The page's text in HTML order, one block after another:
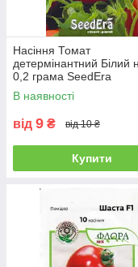
Насіння Томат
детермінантний Білий
0,2 грама SeedEra
В наявності
від 9 ₴ від 10 ₴
Купити